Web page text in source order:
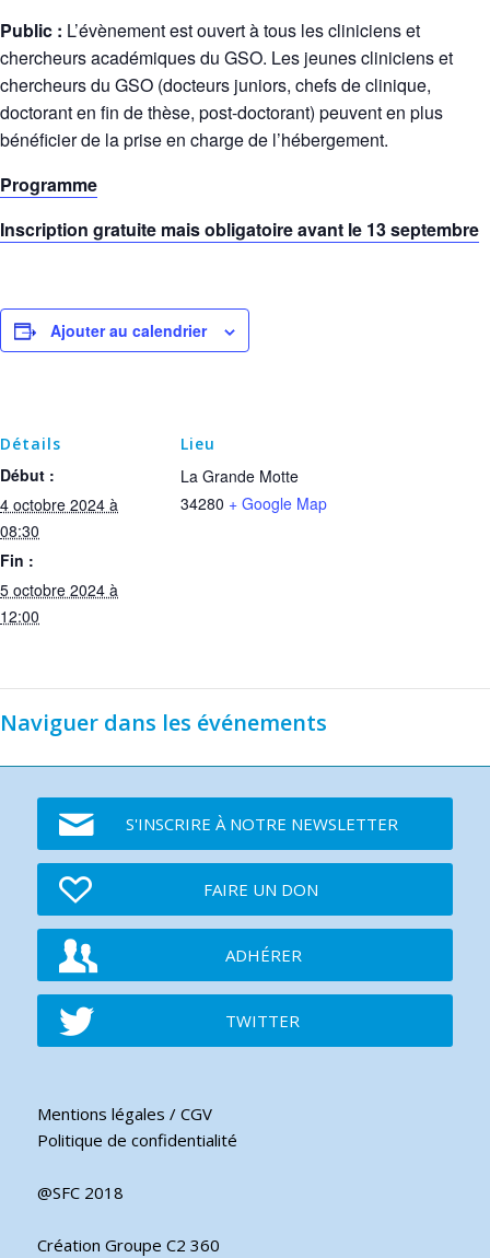
Public : L’évènement est ouvert à tous les cliniciens et
chercheurs académiques du GSO. Les jeunes cliniciens et
chercheurs du GSO (docteurs juniors, chefs de clinique,
doctorant en fin de thèse, post-doctorant) peuvent en plus
bénéficier de la prise en charge de l’hébergement.
Programme
Inscription gratuite mais obligatoire avant le 13 septembre
Ajouter au calendrier
Détails
Début :
4 octobre 2024 à
08:30
Fin :
5 octobre 2024 à
12:00
Lieu
La Grande Motte
34280 + Google Map
Naviguer dans les événements
S'INSCRIRE À NOTRE NEWSLETTER
FAIRE UN DON
ADHÉRER
TWITTER
Mentions légales / CGV
Politique de confidentialité
@SFC 2018
Création Groupe C2 360